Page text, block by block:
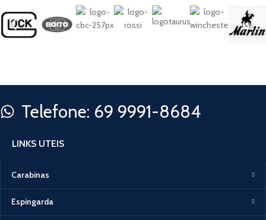
Telefone: 69 9991-8684
LINKS UTEIS
Carabinas
Espingarda